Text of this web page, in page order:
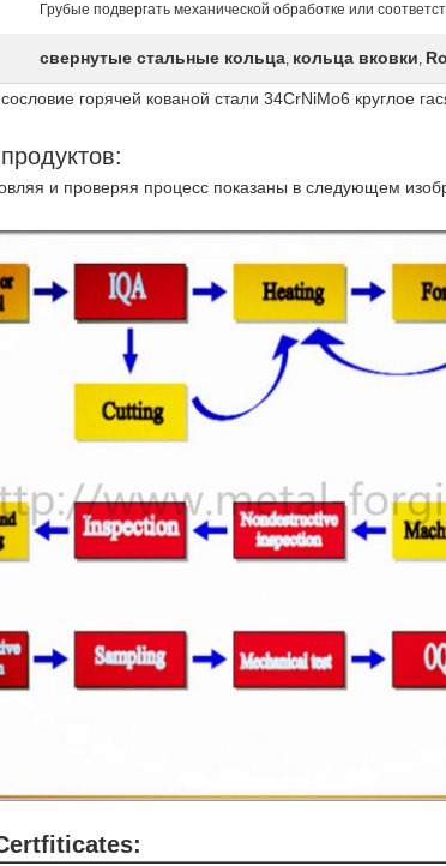
Грубые подвергать механической обработке или
свернутые стальные кольца, кольца вковки,
горячей кованой стали 34CrNiMo6 круглое
и проверяя процесс показаны в следующем